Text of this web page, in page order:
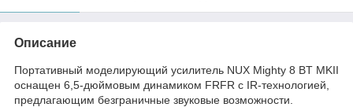
Описание
Портативный моделирующий усилитель NUX Mighty 8 BT MKII
оснащен 6,5-дюймовым динамиком FRFR с IR-технологией,
предлагающим безграничные звуковые возможности.